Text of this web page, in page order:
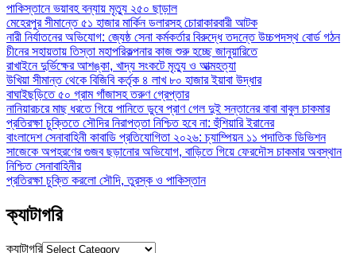
পাকিস্তানে ভয়াবহ বন্যায় মৃত্যু ২৫০ ছাড়াল
মেহেরপুর সীমান্তে ৫১ হাজার মার্কিন ডলারসহ চোরাকারবারী আটক
নারী নির্যাতনের অভিযোগ: জ্যেষ্ঠ সেনা কর্মকর্তার বিরুদ্ধে তদন্তে উচ্চপদস্থ বোর্ড গঠন
চীনের সহায়তায় তিস্তা মহাপরিকল্পনার কাজ শুরু হচ্ছে জানুয়ারিতে
রাখাইনে দুর্ভিক্ষের আশঙ্কা, খাদ্য সংকটে মৃত্যু ও আত্মহত্যা
উখিয়া সীমান্ত থেকে বিজিবি কর্তৃক ৪ লাখ ৮০ হাজার ইয়াবা উদ্ধার
বাঘাইছড়িতে ৫০ গ্রাম গাঁজাসহ তরুণ গ্রেপ্তার
নানিয়ারচরে মাছ ধরতে গিয়ে পানিতে ডুবে প্রাণ গেল দুই সন্তানের বাবা বাবুল চাকমার
প্রতিরক্ষা চুক্তিতে সৌদির নিরাপত্তা নিশ্চিত হবে না: হুঁশিয়ারি ইরানের
বাংলাদেশ সেনাবাহিনী কাবাডি প্রতিযোগিতা ২০২৬: চ্যাম্পিয়ন ১১ পদাতিক ডিভিশন
সাজেকে অপহরণের গুজব ছড়ানোর অভিযোগ, বাড়িতে গিয়ে ফেরদৌস চাকমার অবস্থান
নিশ্চিত সেনাবাহিনীর
প্রতিরক্ষা চুক্তি করলো সৌদি, তুরস্ক ও পাকিস্তান
ক্যাটাগরি
ক্যাটাগরি